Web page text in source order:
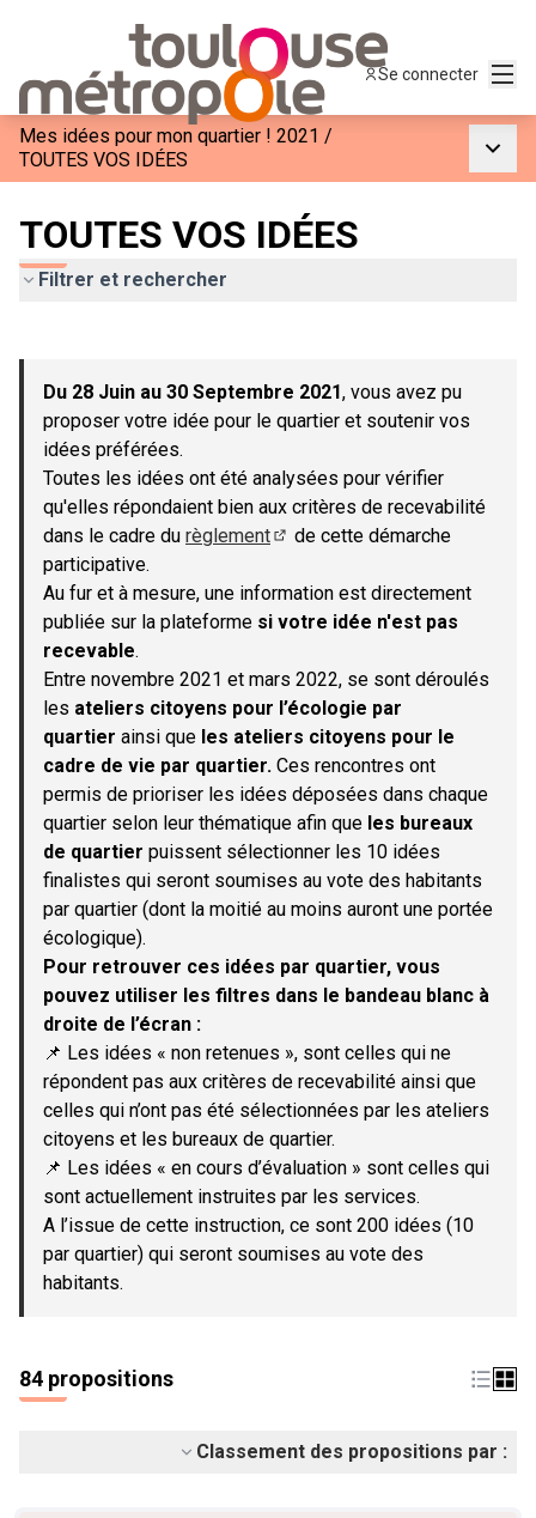
Se connecter
Mes idées pour mon quartier ! 2021 /
TOUTES VOS IDÉES
TOUTES VOS IDÉES
Filtrer et rechercher
−
Du 28 Juin au 30 Septembre 2021, vous avez pu
proposer votre idée pour le quartier et soutenir vos
idées préférées.
Toutes les idées ont été analysées pour vérifier
qu'elles répondaient bien aux critères de recevabilité
dans le cadre du règlement
de cette démarche
participative.
Au fur et à mesure, une information est directement
publiée sur la plateforme si votre idée n'est pas
recevable.
Entre novembre 2021 et mars 2022, se sont déroulés
les ateliers citoyens pour l’écologie par
quartier ainsi que les ateliers citoyens pour le
cadre de vie par quartier. Ces rencontres ont
permis de prioriser les idées déposées dans chaque
quartier selon leur thématique afin que les bureaux
de quartier puissent sélectionner les 10 idées
finalistes qui seront soumises au vote des habitants
par quartier (dont la moitié au moins auront une portée
écologique).
Pour retrouver ces idées par quartier, vous
pouvez utiliser les filtres dans le bandeau blanc à
droite de l’écran :
📌 Les idées « non retenues », sont celles qui ne
répondent pas aux critères de recevabilité ainsi que
celles qui n’ont pas été sélectionnées par les ateliers
citoyens et les bureaux de quartier.
📌 Les idées « en cours d’évaluation » sont celles qui
sont actuellement instruites par les services.
A l’issue de cette instruction, ce sont 200 idées (10
par quartier) qui seront soumises au vote des
habitants.
84 propositions
Classement des propositions par :